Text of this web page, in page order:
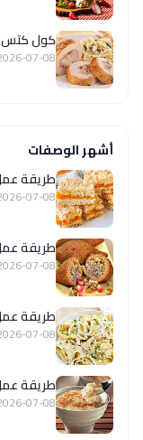
كول كتس
07-08
أشهر الوصفات
طريقة
07-08
طريقة
07-08
طريقة
07-08
طريقة عمل
07-08